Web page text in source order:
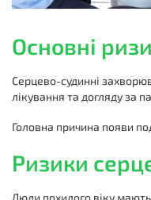
Основні
Серцево-судинні
лікування та догляду за
Головна причина появи
Ризики
Люди похилого віку